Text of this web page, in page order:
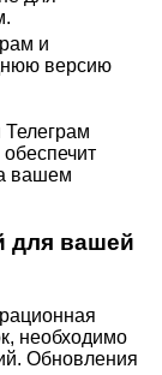
и
версию
Телеграм
вашем
для вашей
необходимо
Обновления